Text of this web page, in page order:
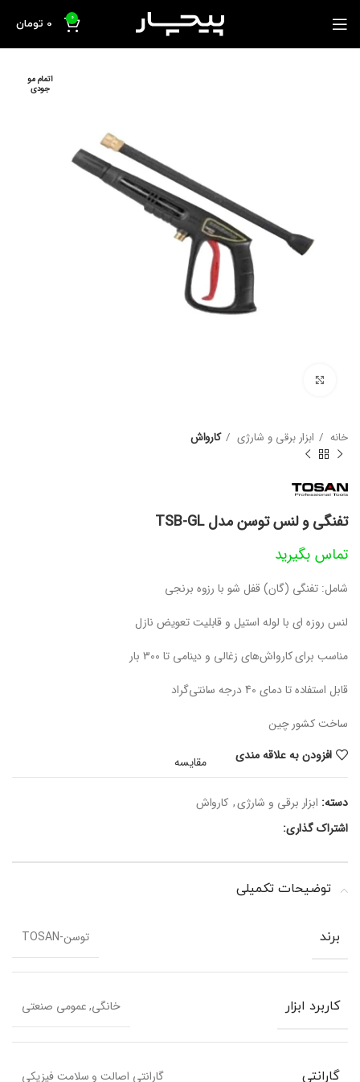
0
0 تومان
اتمام مو
جودی
خانه ابزار برقی و شارژی کارواش
تفنگی و لنس توسن مدل TSB-GL
تماس بگیرید
شامل: تفنگی (گان) قفل شو با رزوه برنجی
لنس روزه ای با لوله استیل و قابلیت تعویض نازل
مناسب برای کارواش‌های زغالی و دینامی تا 300 بار
قابل استفاده تا دمای 40 درجه سانتی‌گراد
ساخت کشور چین
افزودن به علاقه مندی
مقایسه
دسته: ابزار برقی و شارژی, کارواش
اشتراک گذاری:
توضیحات تکمیلی
برند توسن-TOSAN
کاربرد ابزار خانگی, عمومی صنعتی
گارانتی گارانتی اصالت و سلامت فیزیکی